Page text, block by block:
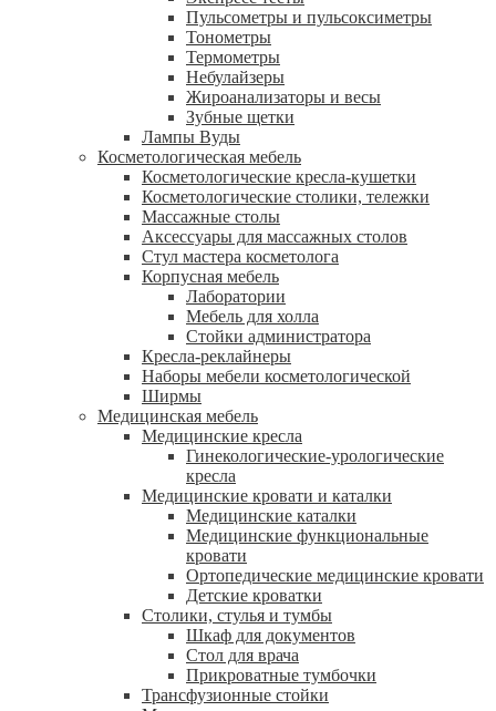
Пульсометры и пульсоксиметры
Тонометры
Термометры
Небулайзеры
Жироанализаторы и весы
Зубные щетки
Лампы Вуды
Косметологическая мебель
Косметологические кресла-кушетки
Косметологические столики, тележки
Массажные столы
Аксессуары для массажных столов
Стул мастера косметолога
Корпусная мебель
Лаборатории
Мебель для холла
Стойки администратора
Кресла-реклайнеры
Наборы мебели косметологической
Ширмы
Медицинская мебель
Медицинские кресла
Гинекологические-урологические
кресла
Медицинские кровати и каталки
Медицинские каталки
Медицинские функциональные
кровати
Ортопедические медицинские кровати
Детские кроватки
Столики, стулья и тумбы
Шкаф для документов
Стол для врача
Прикроватные тумбочки
Трансфузионные стойки